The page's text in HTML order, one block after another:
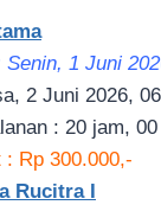
Senin, 1 Juni
2 Juni 2026,
: 20 jam,
: Rp 300.000,-
Rucitra I